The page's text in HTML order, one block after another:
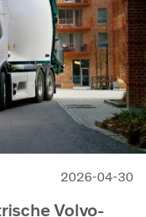
2026-04-30
Volvo-